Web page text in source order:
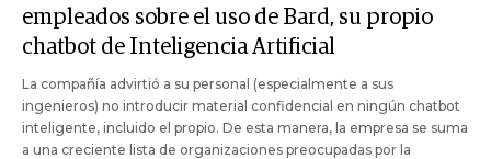
empleados sobre el uso de Bard, su propio
chatbot de Inteligencia Artificial
La compañía advirtió a su personal (especialmente a sus
ingenieros) no introducir material confidencial en ningún chatbot
inteligente, incluido el propio. De esta manera, la empresa se suma
a una creciente lista de organizaciones preocupadas por la